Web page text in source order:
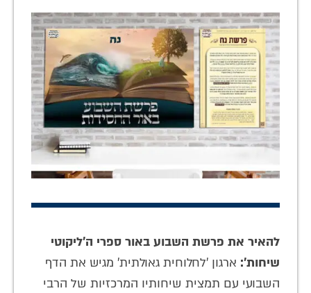
להאיר את פרשת השבוע באור ספרי ה'ליקוטי
שיחות': ארגון 'לחלוחית גאולתית' מגיש את הדף
השבועי עם תמצית שיחותיו המרכזיות של הרבי